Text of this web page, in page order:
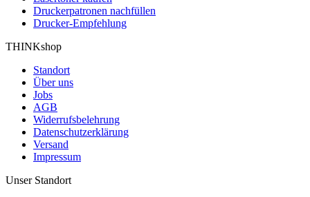
Druckerpatronen nachfüllen
Drucker-Empfehlung
THINKshop
Standort
Über uns
Jobs
AGB
Widerrufsbelehrung
Datenschutzerklärung
Versand
Impressum
Unser Standort